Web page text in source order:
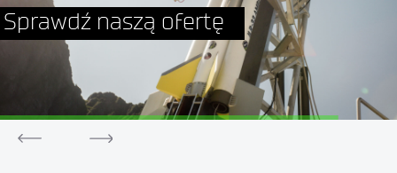
Sprawdź naszą ofertę